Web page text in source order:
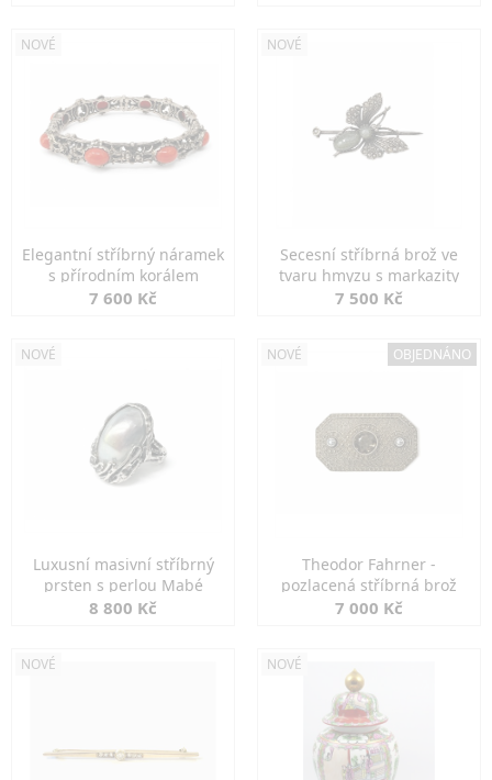
NOVÉ
Elegantní stříbrný náramek
s přírodním korálem
7 600 Kč
NOVÉ
Secesní stříbrná brož ve
tvaru hmyzu s markazity
7 500 Kč
NOVÉ
Luxusní masivní stříbrný
prsten s perlou Mabé
8 800 Kč
NOVÉ OBJEDNÁNO
Theodor Fahrner -
pozlacená stříbrná brož
7 000 Kč
NOVÉ NOVÉ